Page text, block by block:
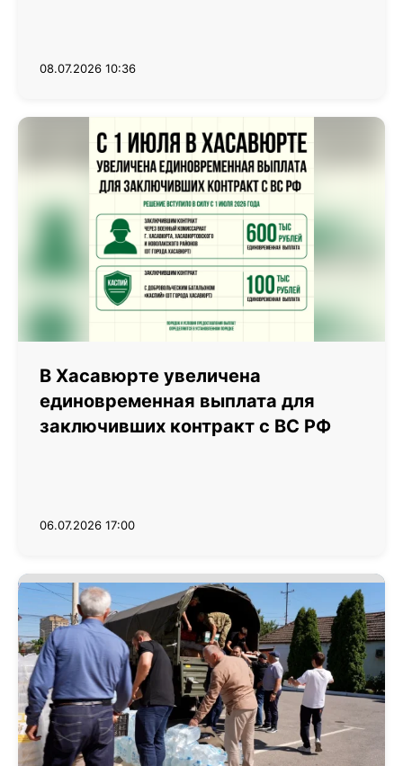
08.07.2026 10:36
В Хасавюрте увеличена
единовременная выплата для
заключивших контракт с ВС РФ
06.07.2026 17:00